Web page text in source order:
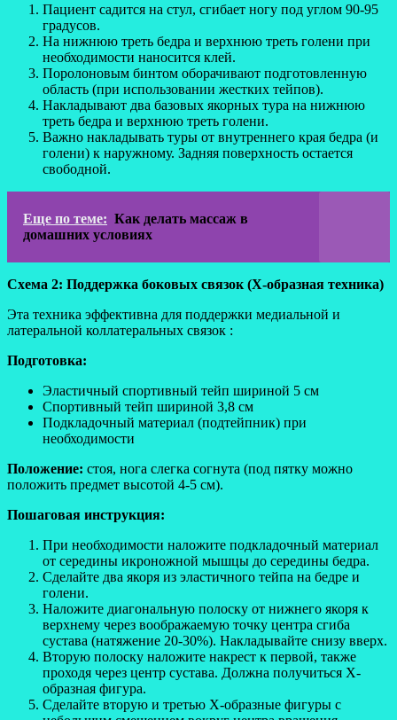
Пациент садится на стул, сгибает ногу под углом 90-95
градусов.
На нижнюю треть бедра и верхнюю треть голени при
необходимости наносится клей.
Поролоновым бинтом оборачивают подготовленную
область (при использовании жестких тейпов).
Накладывают два базовых якорных тура на нижнюю
треть бедра и верхнюю треть голени.
Важно накладывать туры от внутреннего края бедра (и
голени) к наружному. Задняя поверхность остается
свободной.
Еще по теме: Как делать массаж в
домашних условиях
Схема 2: Поддержка боковых связок (Х-образная техника)
Эта техника эффективна для поддержки медиальной и
латеральной коллатеральных связок :
Подготовка:
Эластичный спортивный тейп шириной 5 см
Спортивный тейп шириной 3,8 см
Подкладочный материал (подтейпник) при
необходимости
Положение: стоя, нога слегка согнута (под пятку можно
положить предмет высотой 4-5 см).
Пошаговая инструкция:
При необходимости наложите подкладочный материал
от середины икроножной мышцы до середины бедра.
Сделайте два якоря из эластичного тейпа на бедре и
голени.
Наложите диагональную полоску от нижнего якоря к
верхнему через воображаемую точку центра сгиба
сустава (натяжение 20-30%). Накладывайте снизу вверх.
Вторую полоску наложите накрест к первой, также
проходя через центр сустава. Должна получиться Х-
образная фигура.
Сделайте вторую и третью Х-образные фигуры с